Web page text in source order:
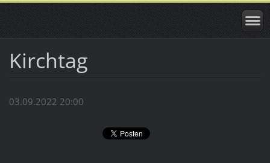
Kirchtag
03.09.2022 20:00